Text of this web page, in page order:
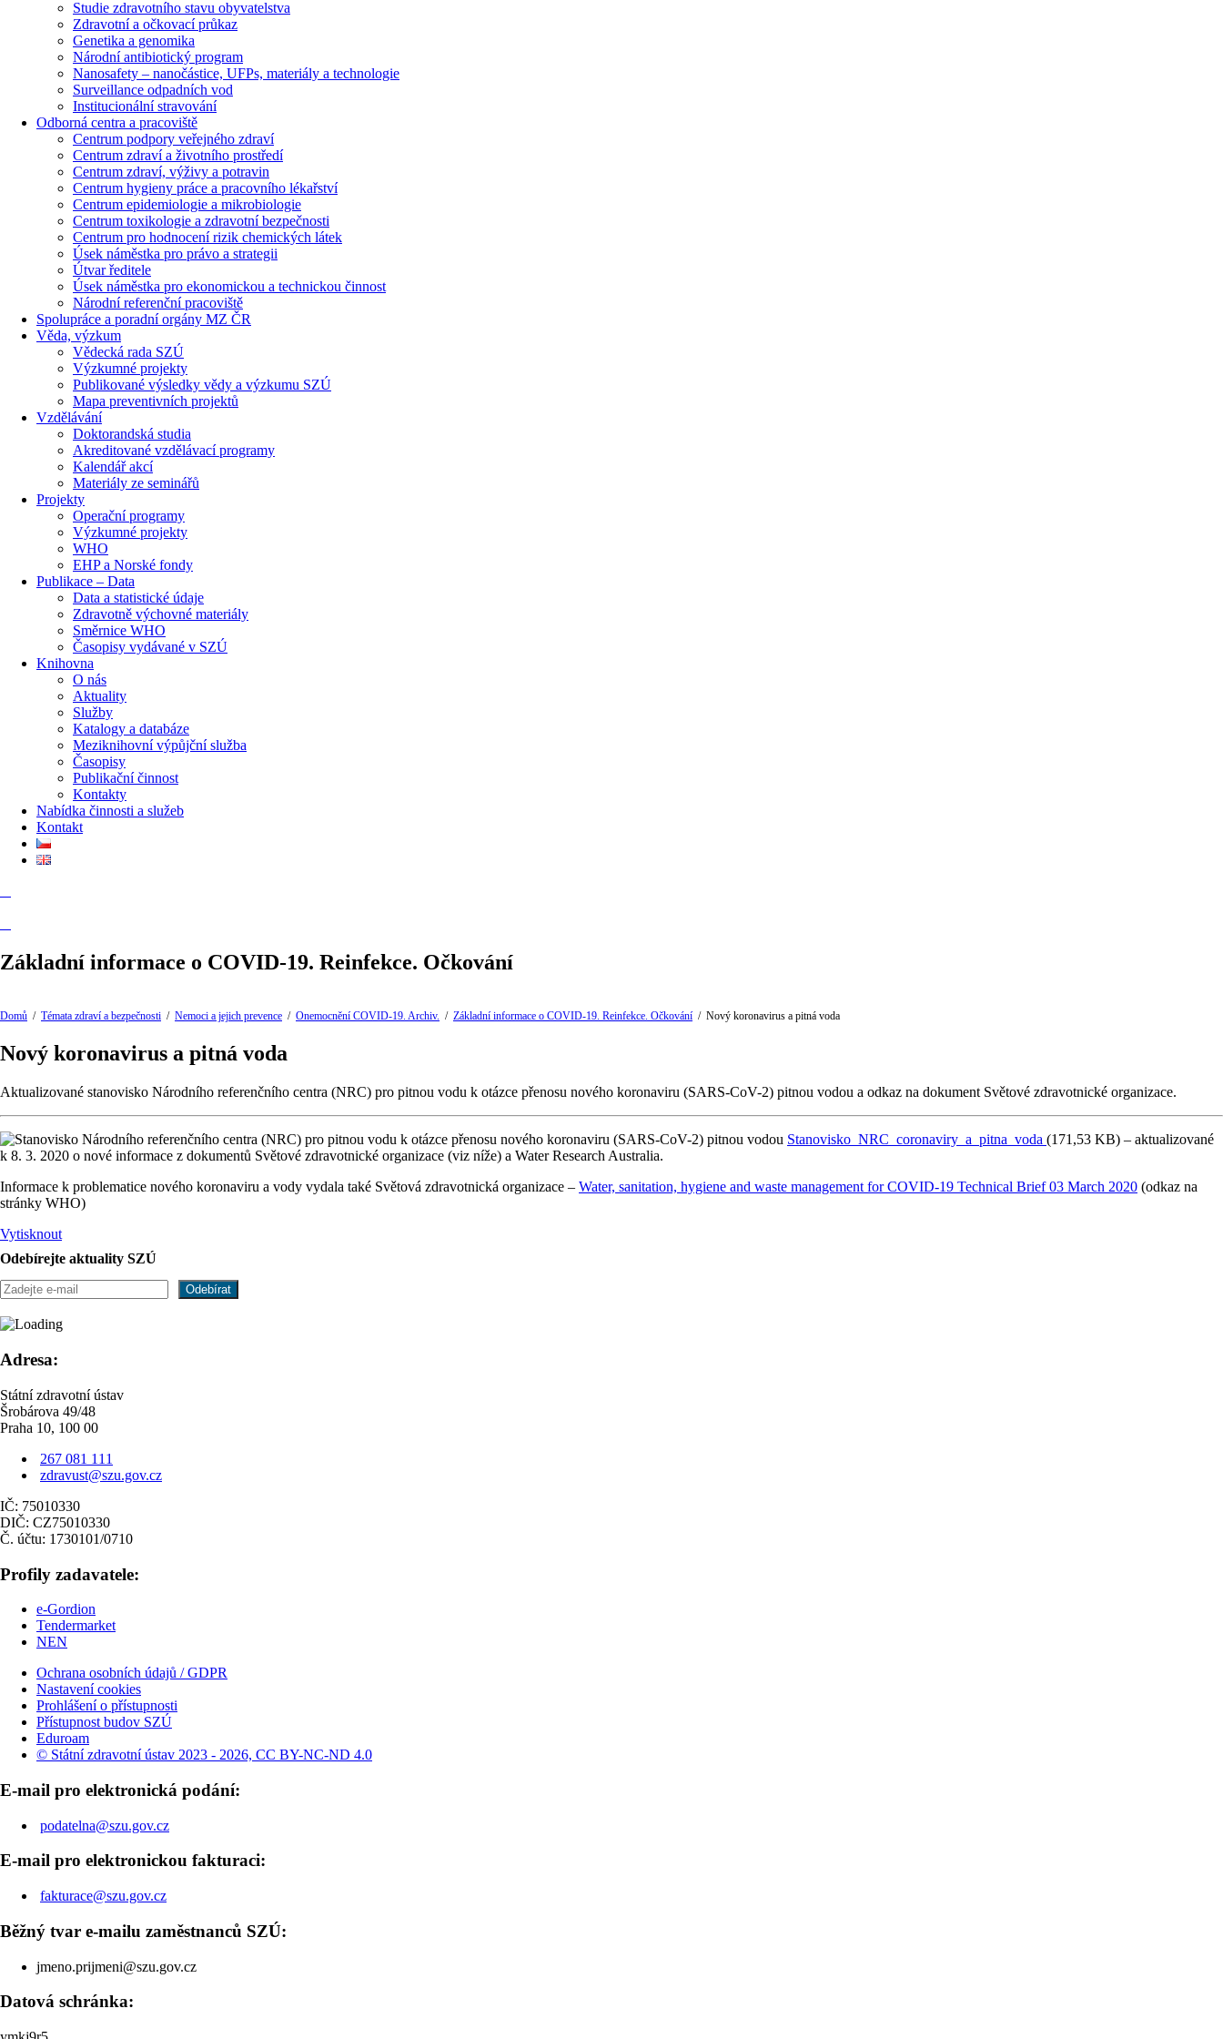
Studie zdravotního stavu obyvatelstva
Zdravotní a očkovací průkaz
Genetika a genomika
Národní antibiotický program
Nanosafety – nanočástice, UFPs, materiály a technologie
Surveillance odpadních vod
Institucionální stravování
Odborná centra a pracoviště
Centrum podpory veřejného zdraví
Centrum zdraví a životního prostředí
Centrum zdraví, výživy a potravin
Centrum hygieny práce a pracovního lékařství
Centrum epidemiologie a mikrobiologie
Centrum toxikologie a zdravotní bezpečnosti
Centrum pro hodnocení rizik chemických látek
Úsek náměstka pro právo a strategii
Útvar ředitele
Úsek náměstka pro ekonomickou a technickou činnost
Národní referenční pracoviště
Spolupráce a poradní orgány MZ ČR
Věda, výzkum
Vědecká rada SZÚ
Výzkumné projekty
Publikované výsledky vědy a výzkumu SZÚ
Mapa preventivních projektů
Vzdělávání
Doktorandská studia
Akreditované vzdělávací programy
Kalendář akcí
Materiály ze seminářů
Projekty
Operační programy
Výzkumné projekty
WHO
EHP a Norské fondy
Publikace – Data
Data a statistické údaje
Zdravotně výchovné materiály
Směrnice WHO
Časopisy vydávané v SZÚ
Knihovna
O nás
Aktuality
Služby
Katalogy a databáze
Meziknihovní výpůjční služba
Časopisy
Publikační činnost
Kontakty
Nabídka činnosti a služeb
Kontakt
Základní informace o COVID-19. Reinfekce. Očkování
Domů / Témata zdraví a bezpečnosti / Nemoci a jejich prevence / Onemocnění COVID-19. Archiv. / Základní informace o COVID-19. Reinfekce. Očkování / Nový koronavirus a pitná voda
Nový koronavirus a pitná voda
Aktualizované stanovisko Národního referenčního centra (NRC) pro pitnou vodu k otázce přenosu nového koronaviru (SARS-CoV-2) pitnou vodou a odkaz na dokument Světové zdravotnické organizace.
Stanovisko_NRC_coronaviry_a_pitna_voda (171,53 KB) – aktualizované
k 8. 3. 2020 o nové informace z dokumentů Světové zdravotnické organizace (viz níže) a Water Research Australia.
Informace k problematice nového koronaviru a vody vydala také Světová zdravotnická organizace – Water, sanitation, hygiene and waste management for COVID-19 Technical Brief 03 March 2020 (odkaz na
stránky WHO)
Vytisknout
Odebírejte aktuality SZÚ
Adresa:
Státní zdravotní ústav
Šrobárova 49/48
Praha 10, 100 00
267 081 111
zdravust@szu.gov.cz
IČ: 75010330
DIČ: CZ75010330
Č. účtu: 1730101/0710
Profily zadavatele:
e-Gordion
Tendermarket
NEN
Ochrana osobních údajů / GDPR
Nastavení cookies
Prohlášení o přístupnosti
Přístupnost budov SZÚ
Eduroam
© Státní zdravotní ústav 2023 - 2026, CC BY-NC-ND 4.0
E-mail pro elektronická podání:
podatelna@szu.gov.cz
E-mail pro elektronickou fakturaci:
fakturace@szu.gov.cz
Běžný tvar e-mailu zaměstnanců SZÚ:
jmeno.prijmeni@szu.gov.cz
Datová schránka: